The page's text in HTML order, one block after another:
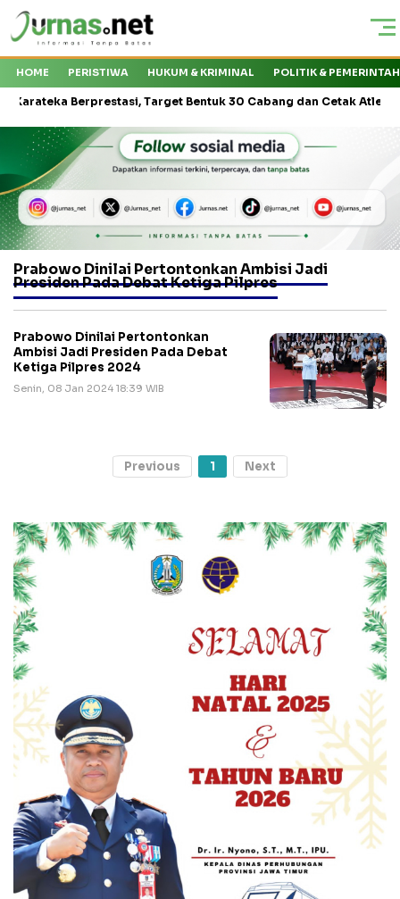
HOME PERISTIWA HUKUM & KRIMINAL POLITIK &
Berprestasi, Target Bentuk 30 Cabang dan Cetak Atlet Nasional
Prabowo Dinilai Pertontonkan Ambisi Jadi
Presiden Pada Debat Ketiga Pilpres
Prabowo Dinilai Pertontonkan
Ambisi Jadi Presiden Pada Debat
Ketiga Pilpres 2024
Senin, 08 Jan 2024 18:39 WIB
Previous 1 Next